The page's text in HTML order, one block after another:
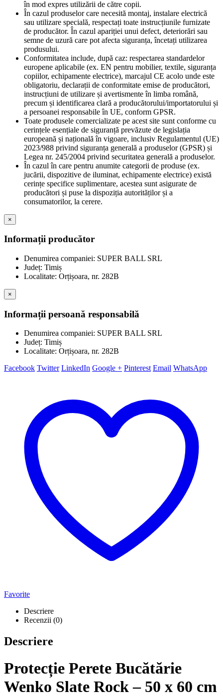
în mod expres utilizării de către copii.
În cazul produselor care necesită montaj, instalare electrică
sau utilizare specială, respectați toate instrucțiunile furnizate
de producător. În cazul apariției unui defect, deteriorări sau
semne de uzură care pot afecta siguranța, încetați utilizarea
produsului.
Conformitatea include, după caz: respectarea standardelor
europene aplicabile (ex. EN pentru mobilier, textile, siguranța
copiilor, echipamente electrice), marcajul CE acolo unde este
obligatoriu, declarații de conformitate emise de producători,
instrucțiuni de utilizare și avertismente în limba română,
precum și identificarea clară a producătorului/importatorului și
a persoanei responsabile în UE, conform GPSR.
Toate produsele comercializate pe acest site sunt conforme cu
cerințele esențiale de siguranță prevăzute de legislația
europeană și națională în vigoare, inclusiv Regulamentul (UE)
2023/988 privind siguranța generală a produselor (GPSR) și
Legea nr. 245/2004 privind securitatea generală a produselor.
În cazul în care pentru anumite categorii de produse (ex.
jucării, dispozitive de iluminat, echipamente electrice) există
cerințe specifice suplimentare, acestea sunt asigurate de
producători și puse la dispoziția autorităților și a
consumatorilor, la cerere.
×
Informații producător
Denumirea companiei: SUPER BALL SRL
Județ: Timiș
Localitate: Orțișoara, nr. 282B
×
Informații persoană responsabilă
Denumirea companiei: SUPER BALL SRL
Județ: Timiș
Localitate: Orțișoara, nr. 282B
Facebook Twitter LinkedIn Google + Pinterest Email WhatsApp
Favorite
Descriere
Recenzii (0)
Descriere
Protecție Perete Bucătărie
Wenko Slate Rock – 50 x 60 cm